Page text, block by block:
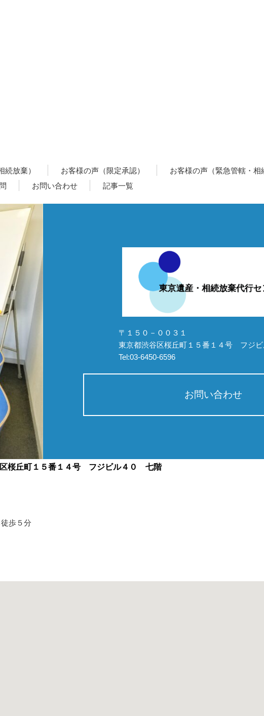
続放棄） お客様の声（限定承認） お客様の声（緊急管轄・相
お問い合わせ 記事一覧
〒１５０－００３１
東京都渋谷区桜丘町１５番１４号 フジ
Tel:03-6450-6596
お問い合わせ
区桜丘町１５番１４号 フジビル４０ 七階
歩５分